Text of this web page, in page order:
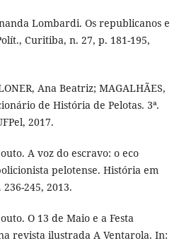
Lombardi. Os republicanos e
Curitiba, n. 27, p. 181-195,
Ana Beatriz; MAGALHÃES,
de História de Pelotas. 3ª.
2017.
A voz do escravo: o eco
pelotense. História em
245, 2013.
O 13 de Maio e a Festa
revista ilustrada A Ventarola. In: